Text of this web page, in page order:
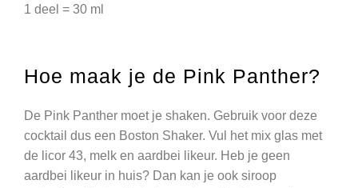
1 deel = 30 ml
Hoe maak je de Pink Panther?
De Pink Panther moet je shaken. Gebruik voor deze
cocktail dus een Boston Shaker. Vul het mix glas met
de licor 43, melk en aardbei likeur. Heb je geen
aardbei likeur in huis? Dan kan je ook siroop